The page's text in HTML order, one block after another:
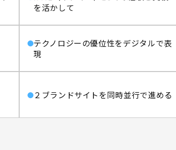
を活かして
テクノロジーの優位性をデジタルで表
現
２ブランドサイトを同時並行で進める